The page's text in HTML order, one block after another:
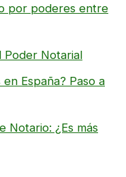
por poderes entre
Poder Notarial
España? Paso a
Notario: ¿Es más